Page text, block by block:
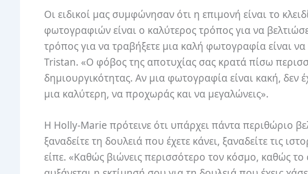
Οι ειδικοί μας συμφώνησαν ότι η επιμονή είναι το
φωτογραφιών είναι ο καλύτερος τρόπος για να
τρόπος για να τραβήξετε μια καλή φωτογραφία είναι
Tristan. «Ο φόβος της αποτυχίας σας κρατά πίσω
δημιουργικότητας. Αν μια φωτογραφία είναι κακή, δεν
μια καλύτερη, να προχωράς και να μεγαλώνεις».
Η Holly-Marie πρότεινε ότι υπάρχει πάντα περιθώριο
ξαναδείτε τη δουλειά που έχετε κάνει, ξαναδείτε τις
είπε. «Καθώς βιώνεις περισσότερο τον κόσμο, καθώς